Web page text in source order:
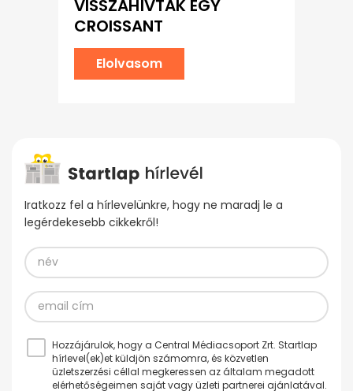
VISSZAHÍVTAK EGY
CROISSANT
Elolvasom
Iratkozz fel a hírlevelünkre, hogy ne maradj le a
legérdekesebb cikkekről!
Hozzájárulok, hogy a Central Médiacsoport Zrt. Startlap
hírlevel(ek)et küldjön számomra, és közvetlen
üzletszerzési céllal megkeressen az általam megadott
elérhetőségeimen saját vagy üzleti partnerei ajánlatával.